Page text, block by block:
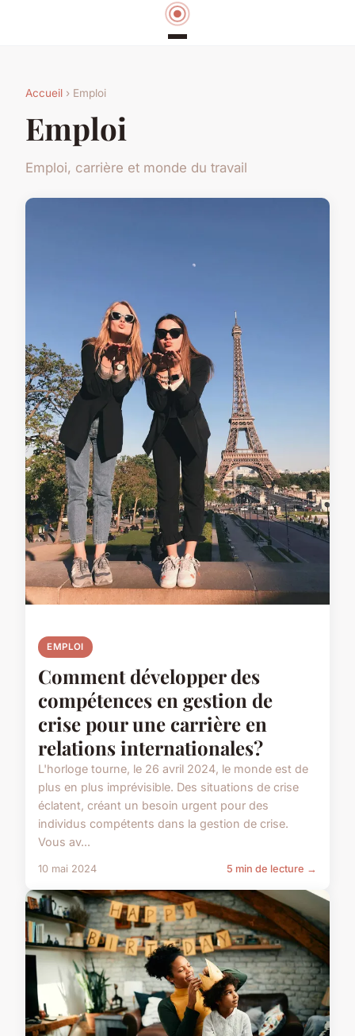
Accueil › Emploi
Emploi
Emploi, carrière et monde du travail
EMPLOI
Comment développer des
compétences en gestion de
crise pour une carrière en
relations internationales?
L'horloge tourne, le 26 avril 2024, le monde est de
plus en plus imprévisible. Des situations de crise
éclatent, créant un besoin urgent pour des
individus compétents dans la gestion de crise.
Vous av...
10 mai 2024 5 min de lecture →